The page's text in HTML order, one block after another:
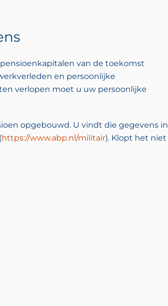
pensioenkapitalen van de toekomst
en persoonlijke
verlopen moet u uw persoonlijke
opgebouwd. U vindt die gegevens in
https://www.abp.nl/militair). Klopt het niet